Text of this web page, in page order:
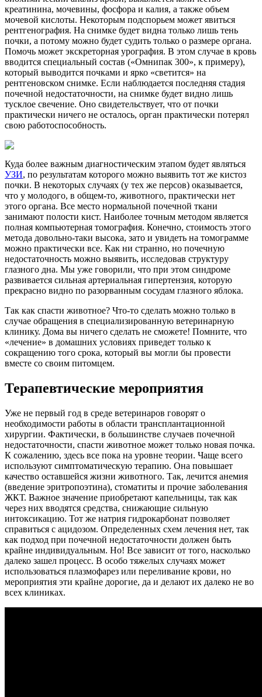
креатинина, мочевины, фосфора и калия, а также объем
мочевой кислоты. Некоторым подспорьем может явиться
рентгенография. На снимке будет видна только лишь тень
почки, а потому можно будет судить только о размере органа.
Помочь может экскреторная урография. В этом случае в кровь
вводится специальный состав («Омнипак 300», к примеру),
который выводится почками и ярко «светится» на
рентгеновском снимке. Если наблюдается последняя стадия
почечной недостаточности, на снимке будет видно лишь
тусклое свечение. Оно свидетельствует, что от почки
практически ничего не осталось, орган практически потерял
свою работоспособность.
Куда более важным диагностическим этапом будет являться
УЗИ, по результатам которого можно выявить тот же кистоз
почки. В некоторых случаях (у тех же персов) оказывается,
что у молодого, в общем-то, животного, практически нет
этого органа. Все место нормальной почечной ткани
занимают полости кист. Наиболее точным методом является
полная компьютерная томография. Конечно, стоимость этого
метода довольно-таки высока, зато и увидеть на томограмме
можно практически все. Как ни странно, но почечную
недостаточность можно выявить, исследовав структуру
глазного дна. Мы уже говорили, что при этом синдроме
развивается сильная артериальная гипертензия, которую
прекрасно видно по разорванным сосудам глазного яблока.
Так как спасти животное? Что-то сделать можно только в
случае обращения в специализированную ветеринарную
клинику. Дома вы ничего сделать не сможете! Помните, что
«лечение» в домашних условиях приведет только к
сокращению того срока, который вы могли бы провести
вместе со своим питомцем.
Терапевтические мероприятия
Уже не первый год в среде ветеринаров говорят о
необходимости работы в области трансплантационной
хирургии. Фактически, в большинстве случаев почечной
недостаточности, спасти животное может только новая почка.
К сожалению, здесь все пока на уровне теории. Чаще всего
используют симптоматическую терапию. Она повышает
качество оставшейся жизни животного. Так, лечится анемия
(введение эритропоэтина), стоматиты и прочие заболевания
ЖКТ. Важное значение приобретают капельницы, так как
через них вводятся средства, снижающие сильную
интоксикацию. Тот же натрия гидрокарбонат позволяет
справиться с ацидозом. Определенных схем лечения нет, так
как подход при почечной недостаточности должен быть
крайне индивидуальным. Но! Все зависит от того, насколько
далеко зашел процесс. В особо тяжелых случаях может
использоваться плазмофарез или переливание крови, но
мероприятия эти крайне дорогие, да и делают их далеко не во
всех клиниках.